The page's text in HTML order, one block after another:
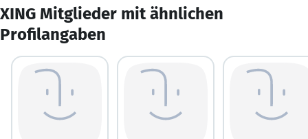
XING Mitglieder mit ähnlichen
Profilangaben